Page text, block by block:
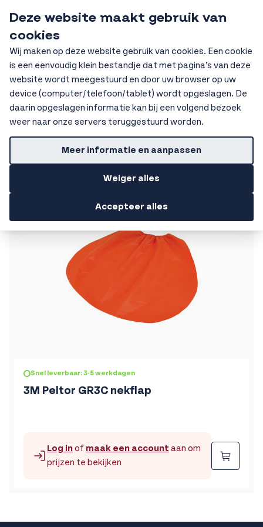
Deze website maakt gebruik van
cookies
Wij maken op deze website gebruik van cookies. Een cookie
is een eenvoudig klein bestandje dat met pagina’s van deze
website wordt meegestuurd en door uw browser op uw
device (computer/telefoon/tablet) wordt opgeslagen. De
daarin opgeslagen informatie kan bij een volgend bezoek
weer naar onze servers teruggestuurd worden.
Meer informatie en aanpassen
Weiger alles
Accepteer alles
HKV Ochten
Neklap
Getoonde prijzen zijn excl. BTW
Neklap
Snel leverbaar: 3-5 werkdagen
3M Peltor GR3C nekflap
Log inof maak een account aan om
prijzen te bekijken